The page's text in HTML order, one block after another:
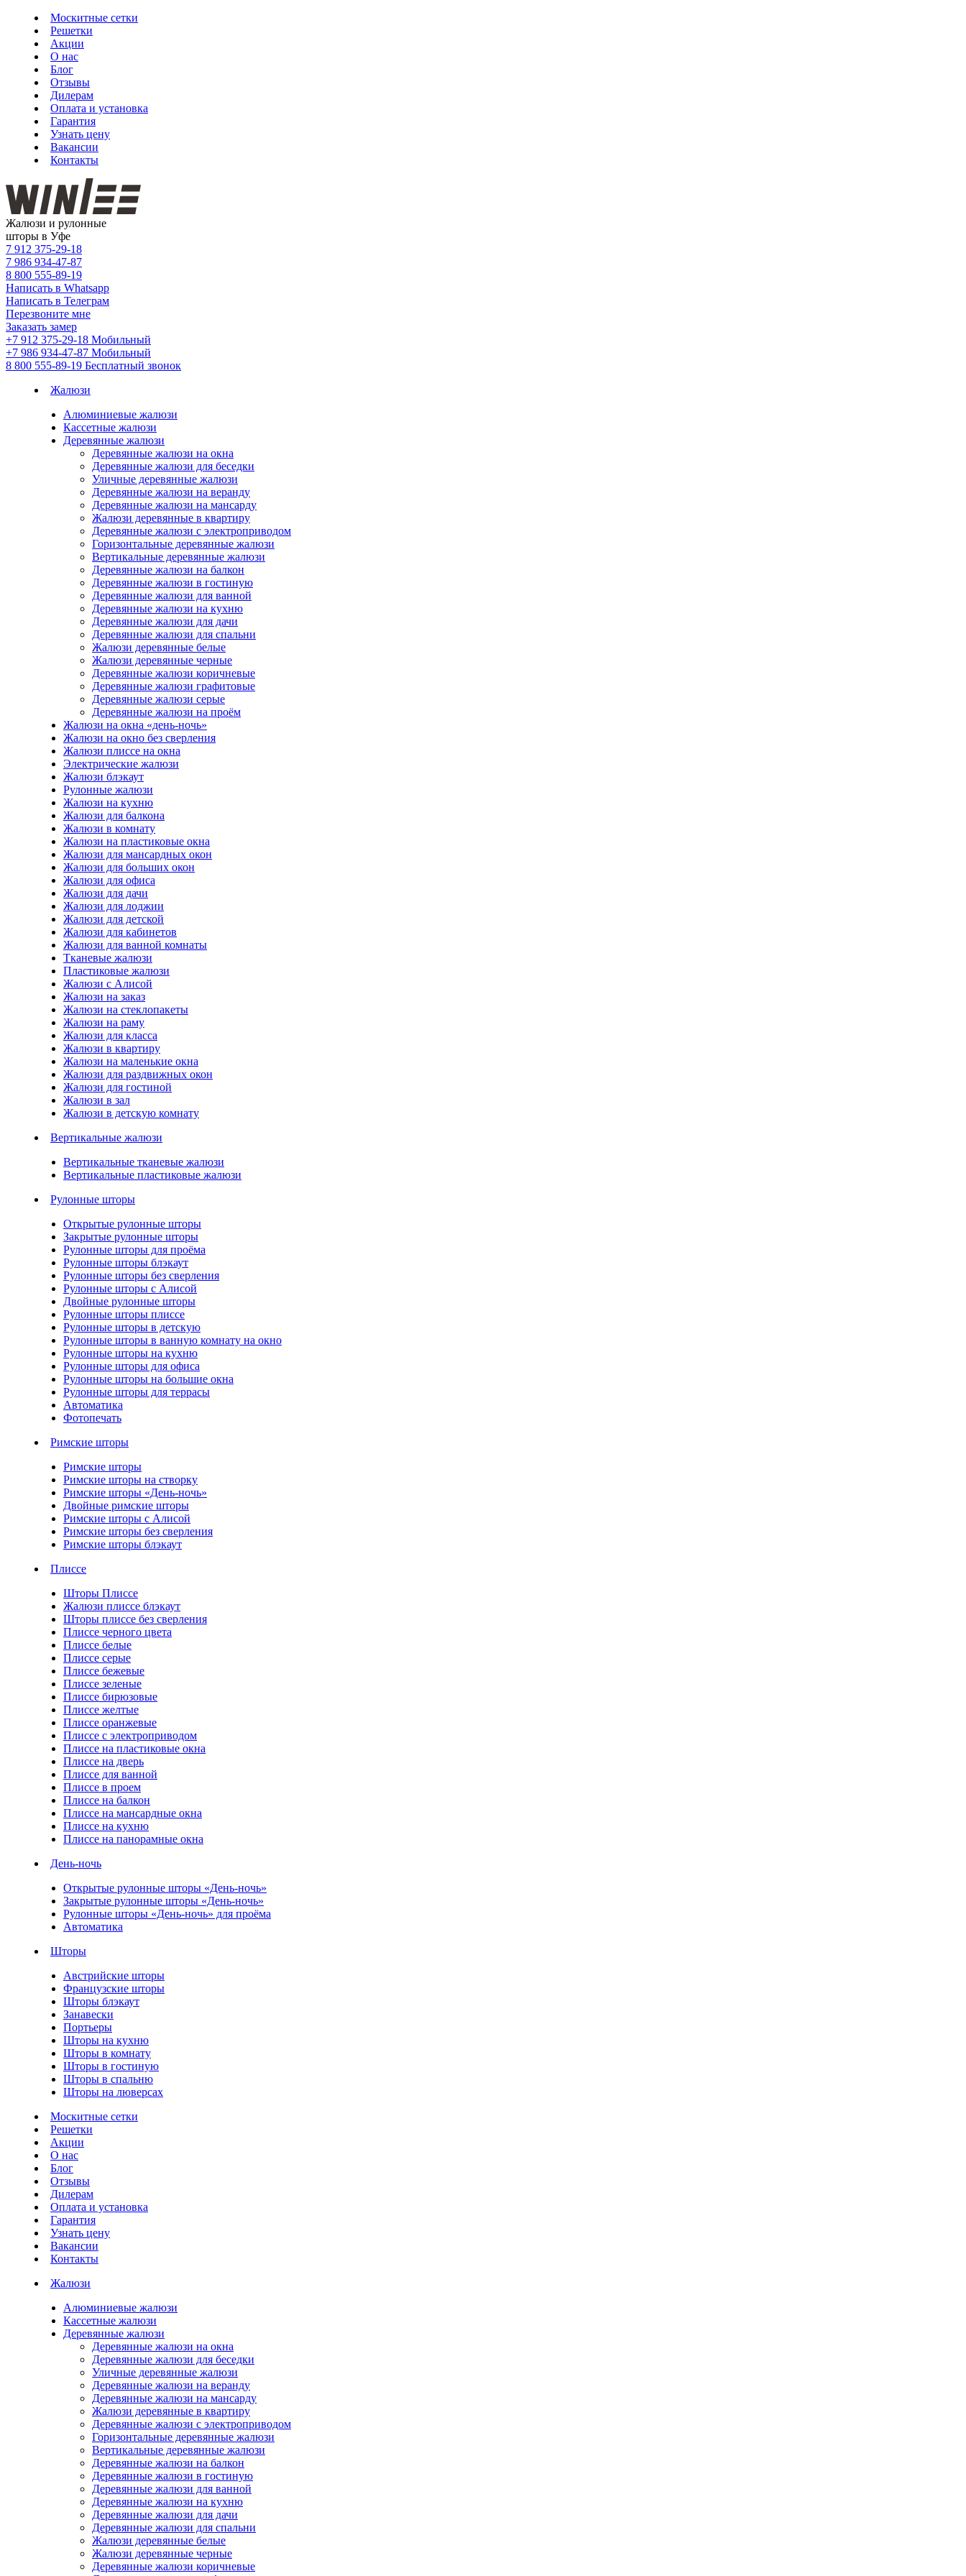
Москитные сетки
Решетки
Акции
О нас
Блог
Отзывы
Дилерам
Оплата и установка
Гарантия
Узнать цену
Вакансии
Контакты
Жалюзи и рулонные
шторы в Уфе
7 912 375-29-18
7 986 934-47-87
8 800 555-89-19
Написать в Whatsapp
Написать в Телеграм
Перезвоните мне
Заказать замер
+7 912 375-29-18 Мобильный
+7 986 934-47-87 Мобильный
8 800 555-89-19 Бесплатный звонок
Жалюзи
Алюминиевые жалюзи
Кассетные жалюзи
Деревянные жалюзи
Деревянные жалюзи на окна
Деревянные жалюзи для беседки
Уличные деревянные жалюзи
Деревянные жалюзи на веранду
Деревянные жалюзи на мансарду
Жалюзи деревянные в квартиру
Деревянные жалюзи с электроприводом
Горизонтальные деревянные жалюзи
Вертикальные деревянные жалюзи
Деревянные жалюзи на балкон
Деревянные жалюзи в гостиную
Деревянные жалюзи для ванной
Деревянные жалюзи на кухню
Деревянные жалюзи для дачи
Деревянные жалюзи для спальни
Жалюзи деревянные белые
Жалюзи деревянные черные
Деревянные жалюзи коричневые
Деревянные жалюзи графитовые
Деревянные жалюзи серые
Деревянные жалюзи на проём
Жалюзи на окна «день-ночь»
Жалюзи на окно без сверления
Жалюзи плиссе на окна
Электрические жалюзи
Жалюзи блэкаут
Рулонные жалюзи
Жалюзи на кухню
Жалюзи для балкона
Жалюзи в комнату
Жалюзи на пластиковые окна
Жалюзи для мансардных окон
Жалюзи для больших окон
Жалюзи для офиса
Жалюзи для дачи
Жалюзи для лоджии
Жалюзи для детской
Жалюзи для кабинетов
Жалюзи для ванной комнаты
Тканевые жалюзи
Пластиковые жалюзи
Жалюзи с Алисой
Жалюзи на заказ
Жалюзи на стеклопакеты
Жалюзи на раму
Жалюзи для класса
Жалюзи в квартиру
Жалюзи на маленькие окна
Жалюзи для раздвижных окон
Жалюзи для гостиной
Жалюзи в зал
Жалюзи в детскую комнату
Вертикальные жалюзи
Вертикальные тканевые жалюзи
Вертикальные пластиковые жалюзи
Рулонные шторы
Открытые рулонные шторы
Закрытые рулонные шторы
Рулонные шторы для проёма
Рулонные шторы блэкаут
Рулонные шторы без сверления
Рулонные шторы с Алисой
Двойные рулонные шторы
Рулонные шторы плиссе
Рулонные шторы в детскую
Рулонные шторы в ванную комнату на окно
Рулонные шторы на кухню
Рулонные шторы для офиса
Рулонные шторы на большие окна
Рулонные шторы для террасы
Автоматика
Фотопечать
Римские шторы
Римские шторы
Римские шторы на створку
Римские шторы «День-ночь»
Двойные римские шторы
Римские шторы с Алисой
Римские шторы без сверления
Римские шторы блэкаут
Плиссе
Шторы Плиссе
Жалюзи плиссе блэкаут
Шторы плиссе без сверления
Плиссе черного цвета
Плиссе белые
Плиссе серые
Плиссе бежевые
Плиссе зеленые
Плиссе бирюзовые
Плиссе желтые
Плиссе оранжевые
Плиссе с электроприводом
Плиссе на пластиковые окна
Плиссе на дверь
Плиссе для ванной
Плиссе в проем
Плиссе на балкон
Плиссе на мансардные окна
Плиссе на кухню
Плиссе на панорамные окна
День-ночь
Открытые рулонные шторы «День-ночь»
Закрытые рулонные шторы «День-ночь»
Рулонные шторы «День-ночь» для проёма
Автоматика
Шторы
Австрийские шторы
Французские шторы
Шторы блэкаут
Занавески
Портьеры
Шторы на кухню
Шторы в комнату
Шторы в гостиную
Шторы в спальню
Шторы на люверсах
Москитные сетки
Решетки
Акции
О нас
Блог
Отзывы
Дилерам
Оплата и установка
Гарантия
Узнать цену
Вакансии
Контакты
Жалюзи
Алюминиевые жалюзи
Кассетные жалюзи
Деревянные жалюзи
Деревянные жалюзи на окна
Деревянные жалюзи для беседки
Уличные деревянные жалюзи
Деревянные жалюзи на веранду
Деревянные жалюзи на мансарду
Жалюзи деревянные в квартиру
Деревянные жалюзи с электроприводом
Горизонтальные деревянные жалюзи
Вертикальные деревянные жалюзи
Деревянные жалюзи на балкон
Деревянные жалюзи в гостиную
Деревянные жалюзи для ванной
Деревянные жалюзи на кухню
Деревянные жалюзи для дачи
Деревянные жалюзи для спальни
Жалюзи деревянные белые
Жалюзи деревянные черные
Деревянные жалюзи коричневые